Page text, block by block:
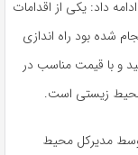
داد: یکی از اقدامات
شده بود راه اندازی
و با قیمت مناسب در
محیط زیستی است.
مدیرکل محیط